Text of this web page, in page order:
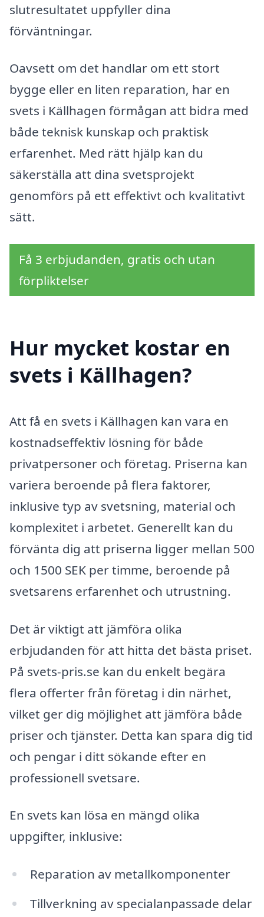
slutresultatet uppfyller dina
förväntningar.
Oavsett om det handlar om ett stort
bygge eller en liten reparation, har en
svets i Källhagen förmågan att bidra med
både teknisk kunskap och praktisk
erfarenhet. Med rätt hjälp kan du
säkerställa att dina svetsprojekt
genomförs på ett effektivt och kvalitativt
sätt.
Få 3 erbjudanden, gratis och utan
förpliktelser
Hur mycket kostar en
svets i Källhagen?
Att få en svets i Källhagen kan vara en
kostnadseffektiv lösning för både
privatpersoner och företag. Priserna kan
variera beroende på flera faktorer,
inklusive typ av svetsning, material och
komplexitet i arbetet. Generellt kan du
förvänta dig att priserna ligger mellan 500
och 1500 SEK per timme, beroende på
svetsarens erfarenhet och utrustning.
Det är viktigt att jämföra olika
erbjudanden för att hitta det bästa priset.
På svets-pris.se kan du enkelt begära
flera offerter från företag i din närhet,
vilket ger dig möjlighet att jämföra både
priser och tjänster. Detta kan spara dig tid
och pengar i ditt sökande efter en
professionell svetsare.
En svets kan lösa en mängd olika
uppgifter, inklusive:
Reparation av metallkomponenter
Tillverkning av specialanpassade delar